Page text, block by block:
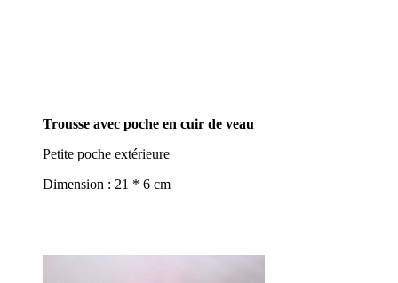
Trousse avec poche en cuir de veau
Petite poche extérieure
Dimension : 21 * 6 cm